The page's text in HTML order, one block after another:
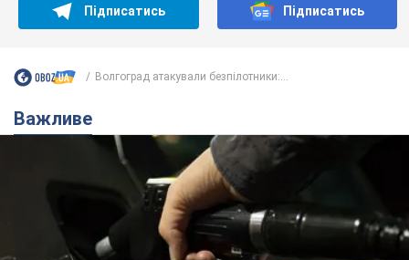
Підписатись Підписатись
Волгоград атакували безпілотники:...
Важливе